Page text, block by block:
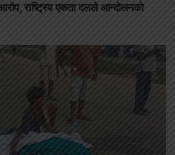
राष्ट्रिय एकता दलले आन्दोलनको